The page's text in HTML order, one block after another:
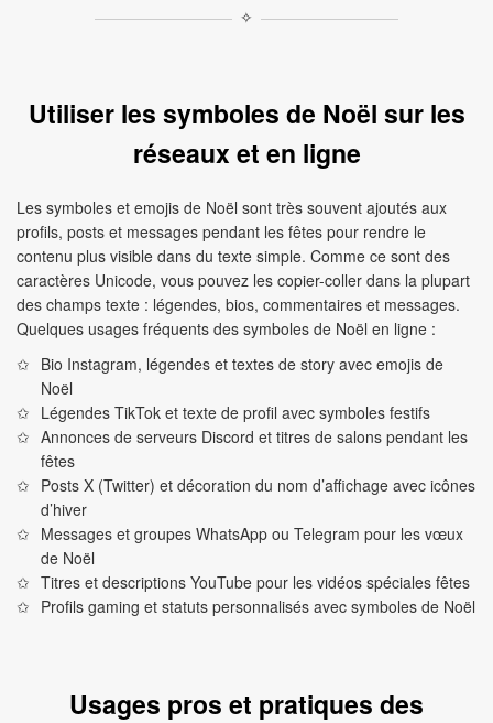
✧
Utiliser les symboles de Noël sur les
réseaux et en ligne
Les symboles et emojis de Noël sont très souvent ajoutés aux
profils, posts et messages pendant les fêtes pour rendre le
contenu plus visible dans du texte simple. Comme ce sont des
caractères Unicode, vous pouvez les copier-coller dans la plupart
des champs texte : légendes, bios, commentaires et messages.
Quelques usages fréquents des symboles de Noël en ligne :
Bio Instagram, légendes et textes de story avec emojis de
Noël
Légendes TikTok et texte de profil avec symboles festifs
Annonces de serveurs Discord et titres de salons pendant les
fêtes
Posts X (Twitter) et décoration du nom d’affichage avec icônes
d’hiver
Messages et groupes WhatsApp ou Telegram pour les vœux
de Noël
Titres et descriptions YouTube pour les vidéos spéciales fêtes
Profils gaming et statuts personnalisés avec symboles de Noël
Usages pros et pratiques des